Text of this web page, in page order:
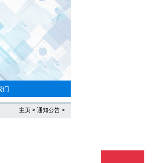
们
主页 > 通知公告 >